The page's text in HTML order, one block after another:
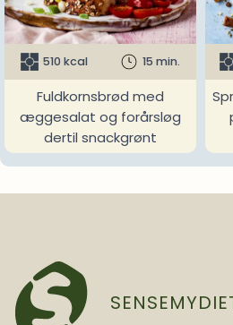
510 kcal 15 min.
Fuldkornsbrød med
æggesalat og forårsløg
dertil snackgrønt